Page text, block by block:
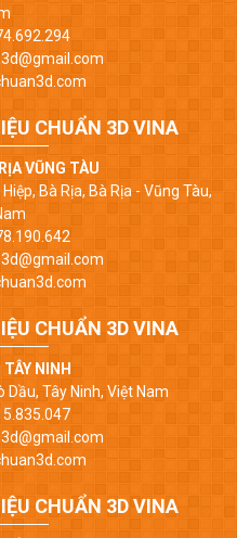
CHUẨN 3D VINA
VŨNG TÀU
Bà Rịa, Bà Rịa - Vũng Tàu,
CHUẨN 3D VINA
NINH
Tây Ninh, Việt Nam
CHUẨN 3D VINA